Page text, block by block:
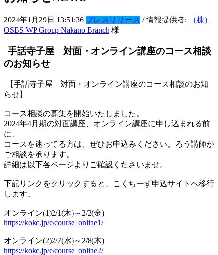
2024年1月29日 13:51:36 プレスリリース / 情報提供者:
（株）
OSBS WP Group Nakano Branch 様
手話寺子屋 対面・オンライン講座のコース相談
のお知らせ
【手話寺子屋 対面・オンライン講座のコース相談のお知
らせ】
コース相談の募集を開始いたしました。
2024年4月期の対面講座、オンライン講座に申し込まれる前
に、
コースを迷ってる方は、ぜひお申込みください。ろう講師が
ご相談を承ります。
詳細は以下各ページよりご確認くださいませ。
下記リンクをクリックすると、こくちーず申込サイトへ移行
します。
オンライン(1)2/1(木)～2/2(金)
https://kokc.jp/e/course_online1/
オンライン(2)2/7(水)～2/8(木)
https://kokc.jp/e/course_online2/